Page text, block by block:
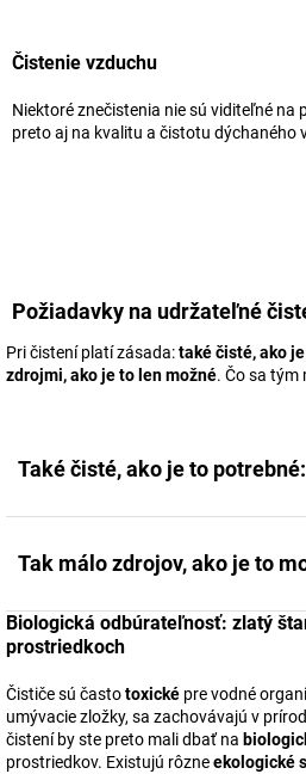
Čistenie vzduchu
Niektoré znečistenia nie sú viditeľné na
preto aj na kvalitu a čistotu dýchaného
Požiadavky na udržateľné
Pri čistení platí zásada:také čisté, ako
zdrojmi, ako je to len možné. Čo sa tým
Také čisté, ako je to potrebné:
Tak málo zdrojov, ako je to
Biologická odbúrateľnosť: zlatý
prostriedkoch
Čističe sú častotoxické pre vodné
umývacie zložky, sa zachovávajú v
čistení by ste preto mali dbať na
prostriedkov. Existujú rôzneekologické